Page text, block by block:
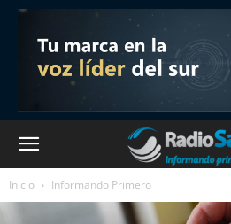
Inicio Informando Primero